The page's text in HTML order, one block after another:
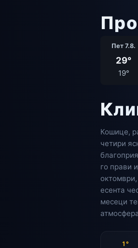
Пет 7.8.
29°
19°
Кошице,
четири
го прави
есента
месеци
1°